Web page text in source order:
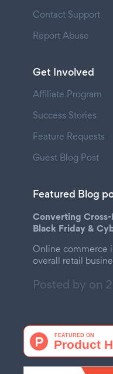
Contact Support
Report Abuse
Get Involved
Affiliate Program
Success Stories
Feature Requests
Guest Blog Post
Featured Blog
Converting
Black Friday &
Online commerce
overall retail
Posted by on